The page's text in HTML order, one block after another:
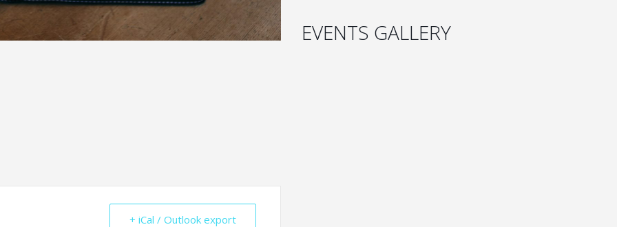
+ iCal / Outlook export
EVENTS GALLERY